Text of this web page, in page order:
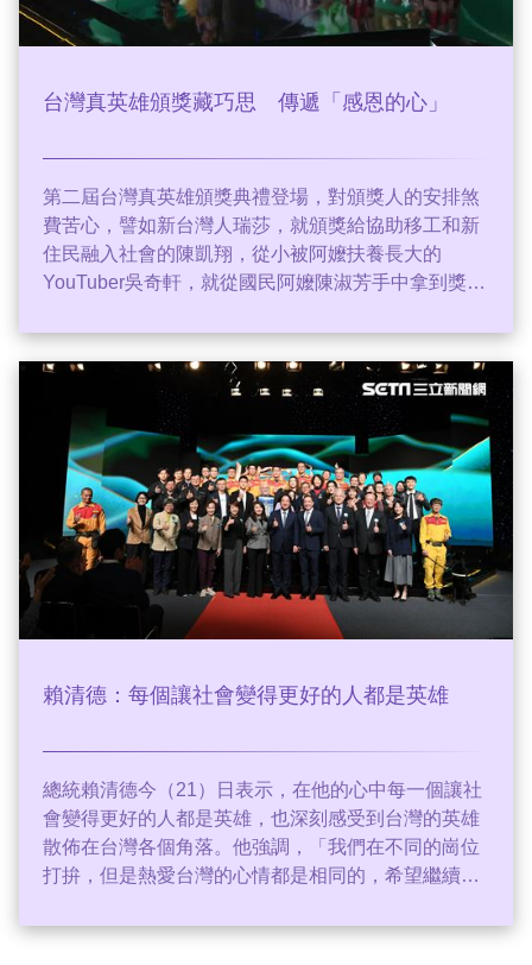
台灣真英雄頒獎藏巧思 傳遞「感恩的心」
第二屆台灣真英雄頒獎典禮登場，對頒獎人的安排煞
費苦心，譬如新台灣人瑞莎，就頒獎給協助移工和新
住民融入社會的陳凱翔，從小被阿嬤扶養長大的
YouTuber吳奇軒，就從國民阿嬤陳淑芳手中拿到獎
替土地打拚和感恩的連結。
賴清德：每個讓社會變得更好的人都是英雄
總統賴清德今（21）日表示，在他的心中每一個讓社
會變得更好的人都是英雄，也深刻感受到台灣的英雄
散佈在台灣各個角落。他強調，「我們在不同的崗位
打拚，但是熱愛台灣的心情都是相同的，希望繼續一